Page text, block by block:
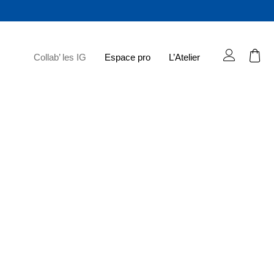
Collab’ les IG Espace pro L’Atelier